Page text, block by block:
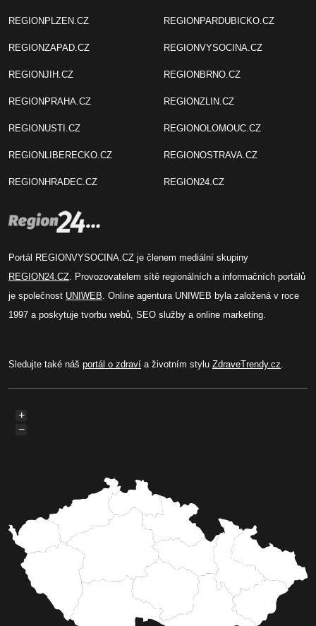
REGIONPLZEN.CZ
REGIONZAPAD.CZ
REGIONJIH.CZ
REGIONPRAHA.CZ
REGIONUSTI.CZ
REGIONLIBERECKO.CZ
REGIONHRADEC.CZ
REGIONPARDUBICKO.CZ
REGIONVYSOCINA.CZ
REGIONBRNO.CZ
REGIONZLIN.CZ
REGIONOLOMOUC.CZ
REGIONOSTRAVA.CZ
REGION24.CZ
Portál REGIONVYSOCINA.CZ je členem mediální skupiny
REGION24.CZ . Provozovatelem sítě regionálních a informačních portálů
je společnost UNIWEB . Online agentura UNIWEB byla založená v roce
1997 a poskytuje tvorbu webů, SEO služby a online marketing.
Sledujte také náš portál o zdraví a životním stylu ZdraveTrendy.cz
+
−